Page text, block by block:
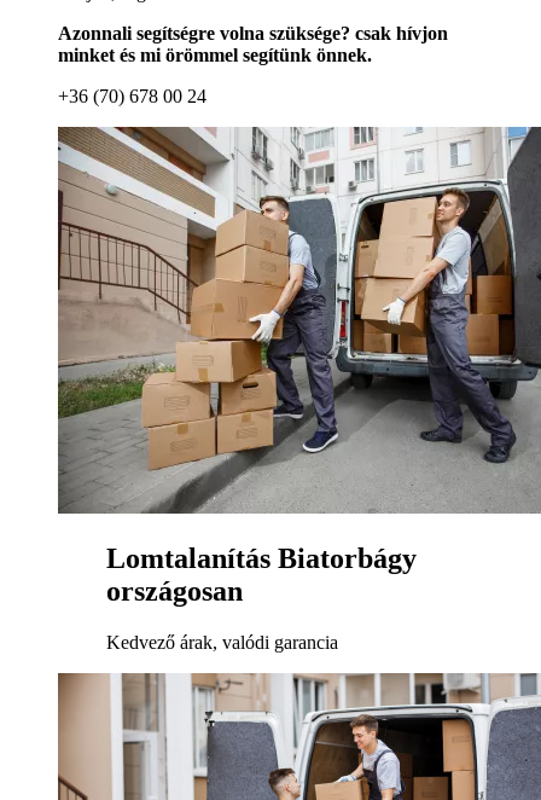
Azonnali segítségre volna szüksége? csak hívjon
minket és mi örömmel segítünk önnek.
+36 (70) 678 00 24
Lomtalanítás Biatorbágy
országosan
Kedvező árak, valódi garancia